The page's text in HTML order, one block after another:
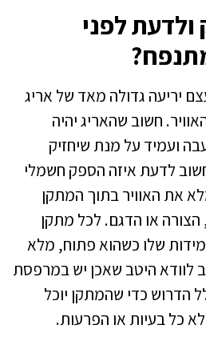
לפני
יריעה גדולה מאד של אריג
חשוב שהאריג יהיה
ועמיד על מנת שיחזיק
לדעת איזה הספק חשמלי
את האוויר בתוך המתקן
או הדגם. לכל מתקן
שלו כשהוא פתוח, מלא
לוודא היטב שאכן יש במרפסת
הדרוש כדי שהמתקן יוכל
כל בעיות או הפרעות.